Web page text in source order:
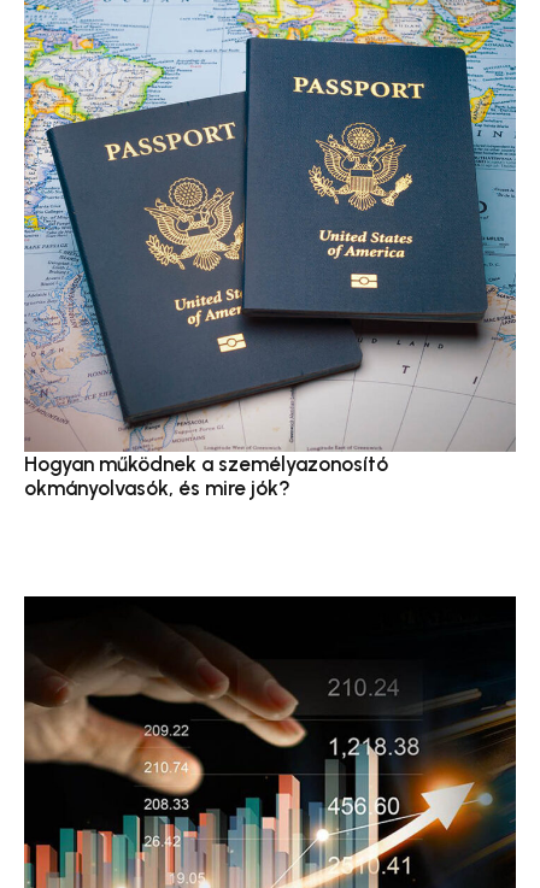
Hogyan működnek a személyazonosító
okmányolvasók, és mire jók?